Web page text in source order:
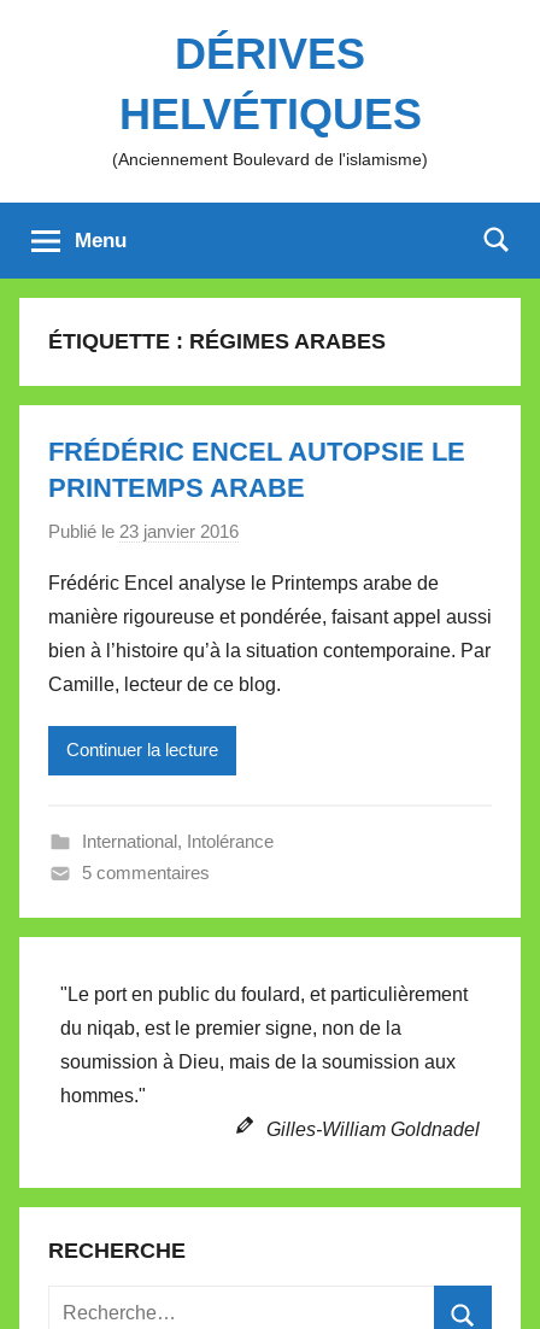
DÉRIVES
HELVÉTIQUES
(Anciennement Boulevard de l'islamisme)
Menu
ÉTIQUETTE : RÉGIMES ARABES
FRÉDÉRIC ENCEL AUTOPSIE LE
PRINTEMPS ARABE
Publié le 23 janvier 2016
r
M
i
r
e
l
e
t
t
Frédéric Encel analyse le Printemps arabe de
manière rigoureuse et pondérée, faisant appel aussi
bien à l’histoire qu’à la situation contemporaine. Par
Camille, lecteur de ce blog.
Continuer la lecture
International, Intolérance
5 commentaires
"Le port en public du foulard, et particulièrement
du niqab, est le premier signe, non de la
soumission à Dieu, mais de la soumission aux
hommes."
Gilles-William Goldnadel
RECHERCHE
Recherche